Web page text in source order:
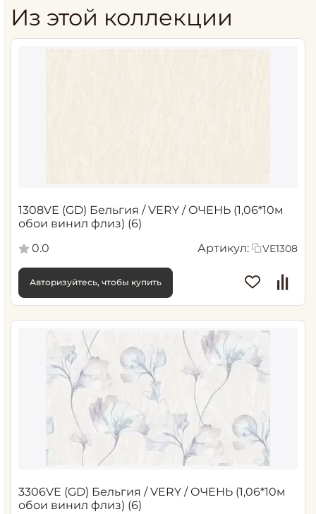
Из этой коллекции
1308VE (GD) Бельгия / VERY / ОЧЕНЬ (1,06*10м
обои винил флиз) (6)
0.0
Артикул: VE1308
Авторизуйтесь, чтобы купить
3306VE (GD) Бельгия / VERY / ОЧЕНЬ (1,06*10м
обои винил флиз) (6)